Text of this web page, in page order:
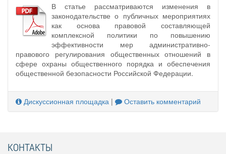
В статье рассматриваются изменения в
законодательстве о публичных мероприятиях
как основа правовой составляющей
комплексной политики по повышению
эффективности мер административно-
правового регулирования общественных отношений в
сфере охраны общественного порядка и обеспечения
общественной безопасности Российской Федерации.
Дискуссионная площадка | Оставить комментарий
КОНТАКТЫ